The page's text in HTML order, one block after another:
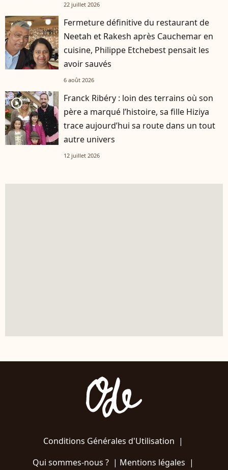
22 juillet 2026
Fermeture définitive du restaurant de
Neetah et Rakesh après Cauchemar en
cuisine, Philippe Etchebest pensait les
avoir sauvés
6 août 2026
player2
Franck Ribéry : loin des terrains où son
père a marqué l’histoire, sa fille Hiziya
trace aujourd’hui sa route dans un tout
autre univers
12 juillet 2026
Conditions Générales d'Utilisation |
Qui sommes-nous ?| Mentions légales |